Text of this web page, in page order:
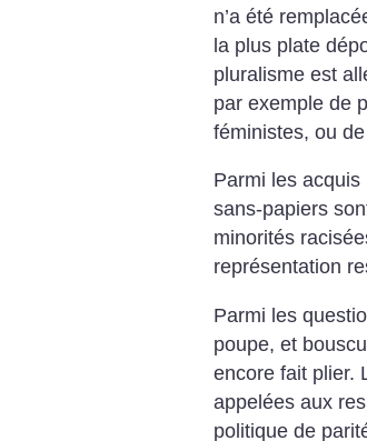
n’a été
la plus plate
pluralisme est
par exemple de
féministes, ou
Parmi les
sans-papiers
minorités
représentation
Parmi les
poupe, et
encore fait plier.
appelées aux
politique de